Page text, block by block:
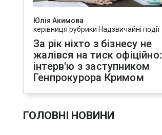
Юлія Акимова
керівниця рубрики Надзвичайні події
За рік ніхто з бізнесу не
жалівся на тиск офіційно:
інтерв'ю з заступником
Генпрокурора Кримом
ГОЛОВНІ НОВИНИ